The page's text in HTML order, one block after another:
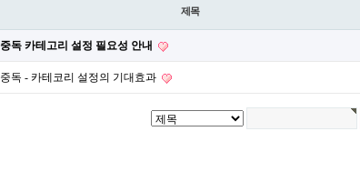
제목
중독 카테고리 설정 필요성 안내
중독 - 카테코리 설정의 기대효과